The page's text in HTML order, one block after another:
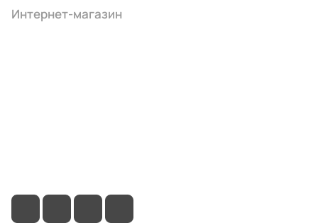
Интернет-магазин